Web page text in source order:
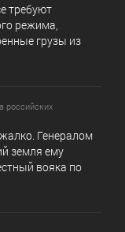
требуют
режима,
грузы из
российских
Генералом
земля ему
вояка по